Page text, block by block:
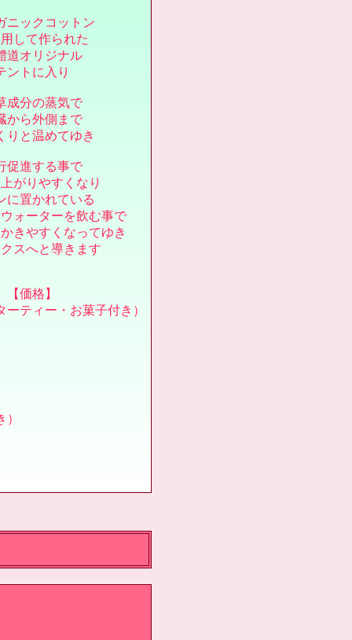
ニックコットン
して作られた
道オリジナル
ントに入り
成分の蒸気で
から外側まで
りと温めてゆき
促進する事で
がりやすくなり
に置かれている
ォーターを飲む事で
きやすくなってゆき
スへと導きます
【価格】
ーティー・お菓子付き）